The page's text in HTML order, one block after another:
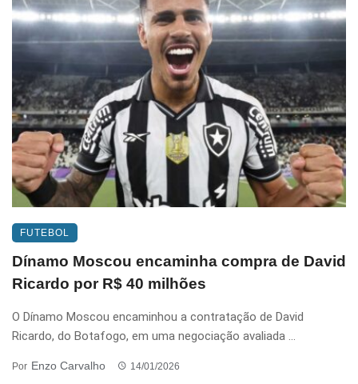
FUTEBOL
Dínamo Moscou encaminha compra de David
Ricardo por R$ 40 milhões
O Dínamo Moscou encaminhou a contratação de David
Ricardo, do Botafogo, em uma negociação avaliada ...
Por Enzo Carvalho 14/01/2026